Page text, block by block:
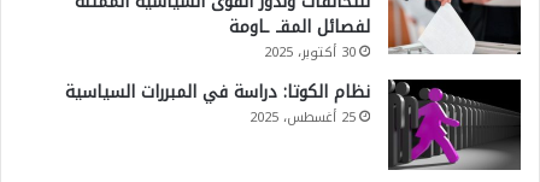
لفصائل المقـ ـاومة
30 أكتوبر، 2025
نظام الكوتا: دراسة في المبررات السياسية
25 أغسطس، 2025